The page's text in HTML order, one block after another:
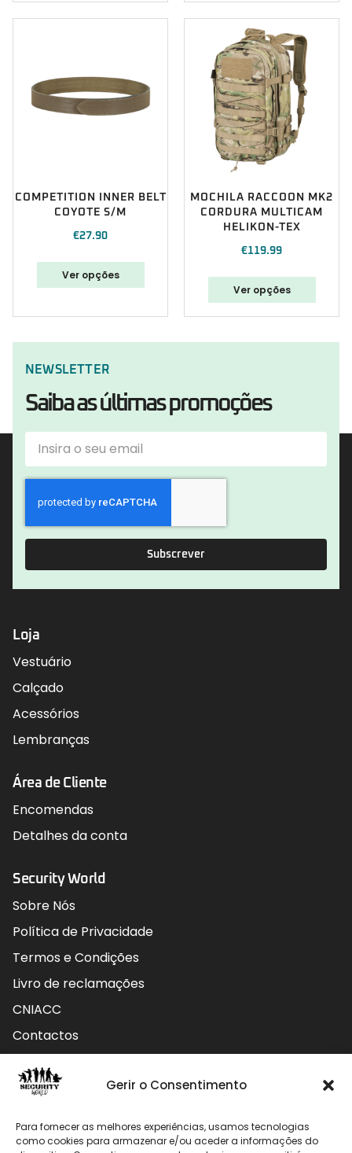
Gerir o Consentimento
Para fornecer as melhores experiências, usamos tecnologias
como cookies para armazenar e/ou aceder a informações do
COMPETITION INNER BELT
COYOTE S/M
€27.90
Ver opções
MOCHILA RACCOON MK2
CORDURA MULTICAM
HELIKON-TEX
€119.99
Ver opções
NEWSLETTER
Saiba as últimas promoções
Subscrever
Loja
Vestuário
Calçado
Acessórios
Lembranças
Área de Cliente
Encomendas
Detalhes da conta
Security World
Sobre Nós
Política de Privacidade
Termos e Condições
Livro de reclamações
CNIACC
Contactos
Contactos
912 009 740 (Chamada para rede móvel nacional)